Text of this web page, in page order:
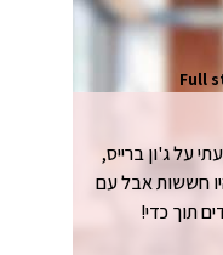
על ג'ון ברייס,
חששות אבל עם
תוך כדי!